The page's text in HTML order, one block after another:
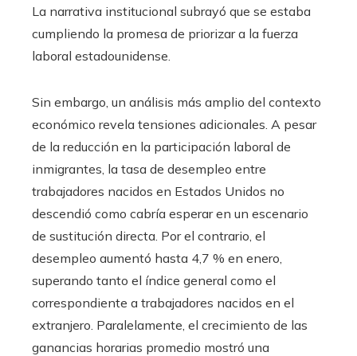
La narrativa institucional subrayó que se estaba
cumpliendo la promesa de priorizar a la fuerza
laboral estadounidense.
Sin embargo, un análisis más amplio del contexto
económico revela tensiones adicionales. A pesar
de la reducción en la participación laboral de
inmigrantes, la tasa de desempleo entre
trabajadores nacidos en Estados Unidos no
descendió como cabría esperar en un escenario
de sustitución directa. Por el contrario, el
desempleo aumentó hasta 4,7 % en enero,
superando tanto el índice general como el
correspondiente a trabajadores nacidos en el
extranjero. Paralelamente, el crecimiento de las
ganancias horarias promedio mostró una